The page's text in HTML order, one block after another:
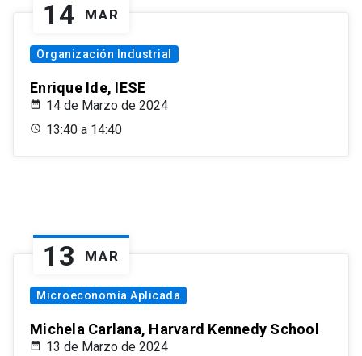
14 MAR
Organización Industrial
Enrique Ide, IESE
14 de Marzo de 2024
13:40 a 14:40
13 MAR
Microeconomía Aplicada
Michela Carlana, Harvard Kennedy School
13 de Marzo de 2024